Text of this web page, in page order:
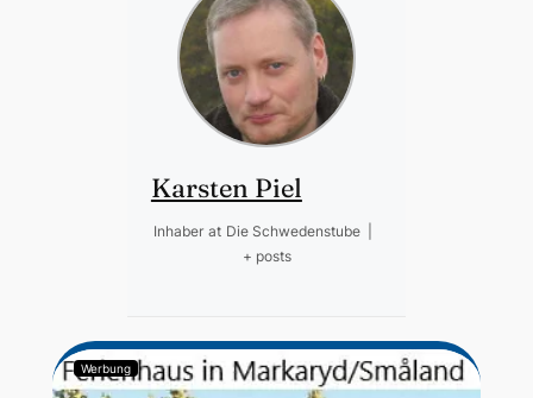
Karsten Piel
Inhaber at Die Schwedenstube
+ posts
Werbung